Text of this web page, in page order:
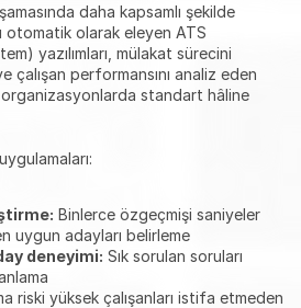
daha kapsamlı şekilde
otomatik olarak eleyen ATS
yazılımları, mülakat sürecini
çalışan performansını analiz eden
standart hâline
Binlerce özgeçmişi saniyeler
uygun adayları belirleme
deneyimi: Sık sorulan soruları
riski yüksek çalışanları istifa etmeden